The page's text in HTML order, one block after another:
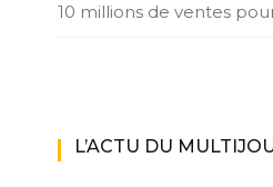
10 millions de ventes
L’ACTU DU